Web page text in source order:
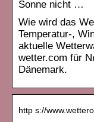
Sonne nicht …
Wie wird das
Temperatur-,
aktuelle
wetter.com für
Dänemark.
http s://